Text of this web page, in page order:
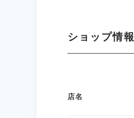
ショップ情報
店名